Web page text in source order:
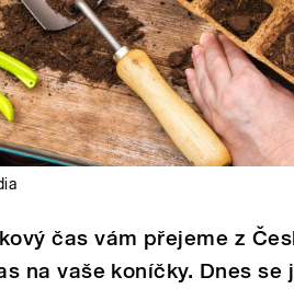
čas vám přejeme z
na vaše koníčky. Dnes se